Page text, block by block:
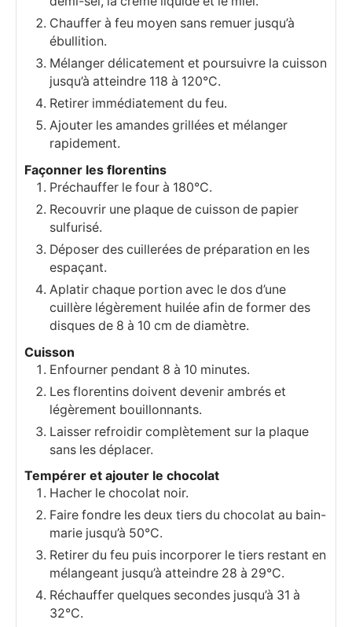
Chauffer à feu moyen sans remuer jusqu’à
ébullition.
Mélanger délicatement et poursuivre la cuisson
jusqu’à atteindre 118 à 120°C.
Retirer immédiatement du feu.
Ajouter les amandes grillées et mélanger
rapidement.
Façonner les florentins
Préchauffer le four à 180°C.
Recouvrir une plaque de cuisson de papier
sulfurisé.
Déposer des cuillerées de préparation en les
espaçant.
Aplatir chaque portion avec le dos d’une
cuillère légèrement huilée afin de former des
disques de 8 à 10 cm de diamètre.
Cuisson
Enfourner pendant 8 à 10 minutes.
Les florentins doivent devenir ambrés et
légèrement bouillonnants.
Laisser refroidir complètement sur la plaque
sans les déplacer.
Tempérer et ajouter le chocolat
Hacher le chocolat noir.
Faire fondre les deux tiers du chocolat au bain-
marie jusqu’à 50°C.
Retirer du feu puis incorporer le tiers restant en
mélangeant jusqu’à atteindre 28 à 29°C.
Réchauffer quelques secondes jusqu’à 31 à
32°C.